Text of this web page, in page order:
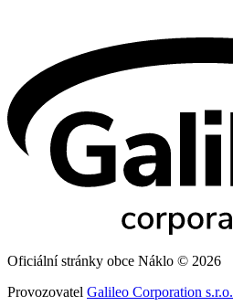
Oficiální stránky obce Náklo © 2026
Provozovatel Galileo Corporation s.r.o.